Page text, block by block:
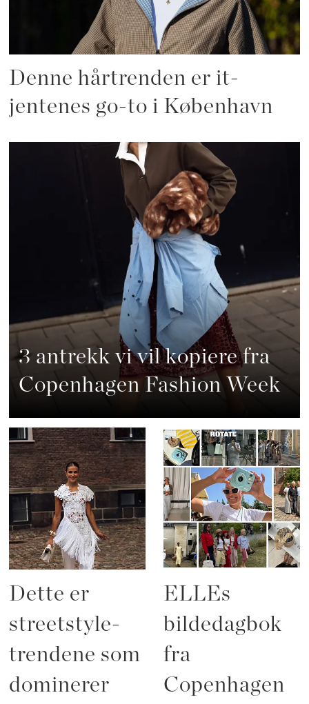
Denne hårtrenden er it-
jentenes go-to i København
3 antrekk vi vil kopiere fra
Copenhagen Fashion Week
Dette er
streetstyle-
trendene som
dominerer
ELLEs
bildedagbok
fra
Copenhagen